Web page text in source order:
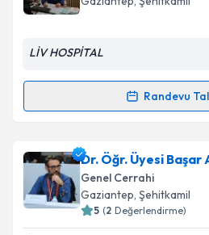
Kişisel verilerimin
Takvim
LİV HOSPİTAL
Randevu
Randevu Takvimi Talebi
Op. Dr. Ömer Söylemeziçin
oluşturun. Size bu uzmandan
takvim hazırlandığında e-
Dr. Öğr. Üyesi Başar
Genel Cerrahi
Gaziantep, Şehitkamil
5 (2 Değerlendirme)